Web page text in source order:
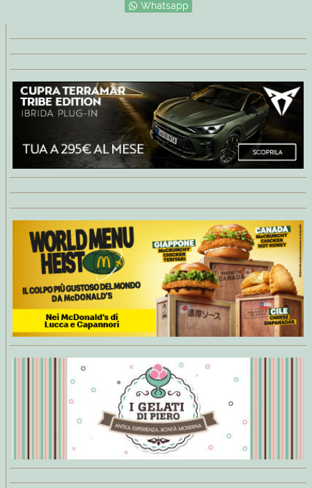
Whatsapp